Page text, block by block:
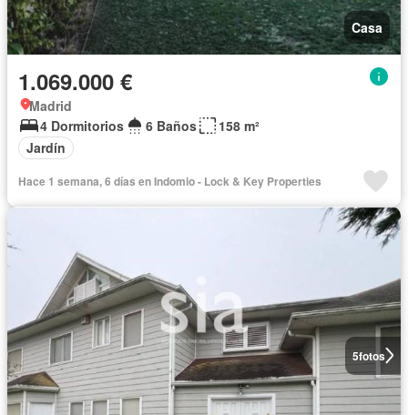
Casa
1.069.000 €
Madrid
4 Dormitorios
6 Baños
158 m²
Jardín
Hace 1 semana, 6 días en Indomio - Lock & Key Properties
5fotos